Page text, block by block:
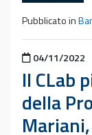
Pubblicato in
Pubblicato il
04/11/2022
Il CLab
della